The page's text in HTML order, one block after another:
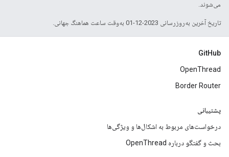
می‌شوند.
تاریخ آخرین به‌روزرسانی 2023-12-01 به‌وقت ساعت هماهنگ جهانی.
GitHub
OpenThread
Border Router
پشتیبانی
درخواست‌های مربوط به اشکال‌ها و ویژگی‌ها
بحث و گفتگو درباره OpenThread